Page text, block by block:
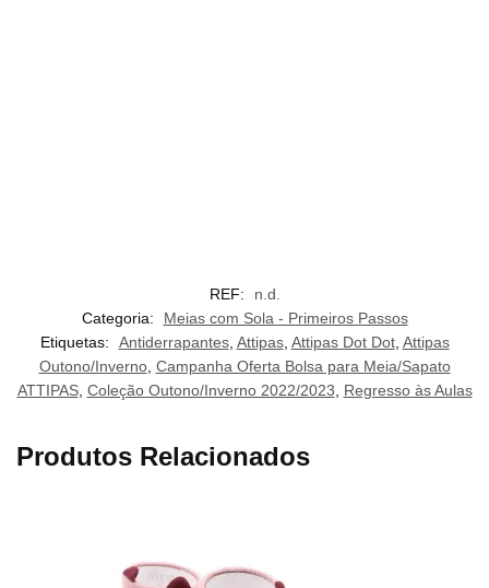
REF:
n.d.
Categoria:
Meias com Sola - Primeiros Passos
Etiquetas:
Antiderrapantes, Attipas, Attipas Dot Dot, Attipas
Outono/Inverno, Campanha Oferta Bolsa para Meia/Sapato
ATTIPAS, Coleção Outono/Inverno 2022/2023 Regresso às Aulas
Produtos Relacionados